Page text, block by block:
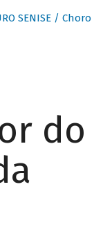
SENISE / Choro
do